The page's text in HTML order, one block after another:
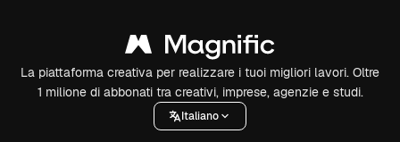
La piattaforma creativa per realizzare i tuoi migliori lavori. Oltre
1 milione di abbonati tra creativi, imprese, agenzie e studi.
Italiano